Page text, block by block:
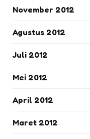
November 2012
Agustus 2012
Juli 2012
Mei 2012
April 2012
Maret 2012